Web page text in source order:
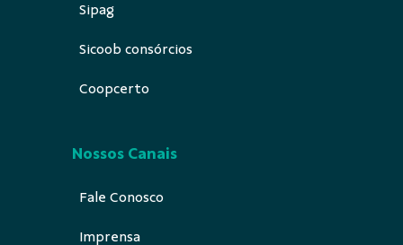
Sipag
Sicoob consórcios
Coopcerto
Nossos Canais
Fale Conosco
Imprensa